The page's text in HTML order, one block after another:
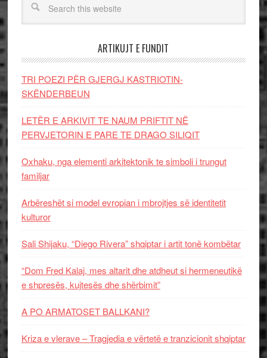
ARTIKUJT E FUNDIT
TRI POEZI PËR GJERGJ KASTRIOTIN-
SKËNDERBEUN
LETËR E ARKIVIT TE NAUM PRIFTIT NË
PERVJETORIN E PARE TE DRAGO SILIQIT
Oxhaku, nga elementi arkitektonik te simboli i trungut
familjar
Arbëreshët si model evropian i mbrojtjes së identitetit
kulturor
Sali Shijaku, “Diego Rivera” shqiptar i artit tonë kombëtar
“Dom Fred Kalaj, mes altarit dhe atdheut si hermeneutikë
e shpresës, kujtesës dhe shërbimit”
A PO ARMATOSET BALLKANI?
Kriza e vlerave – Tragjedia e vërtetë e tranzicionit shqiptar